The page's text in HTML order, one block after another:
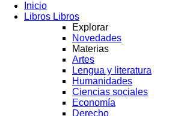
Inicio
Libros Libros
Explorar
Novedades
Materias
Artes
Lengua y literatura
Humanidades
Ciencias sociales
Economía
Derecho